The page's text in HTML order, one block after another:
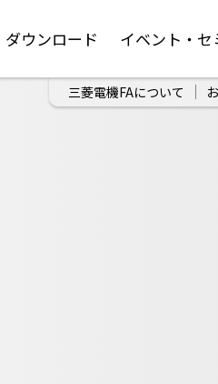
ダウンロード イベント・セ
三菱電機FAについて